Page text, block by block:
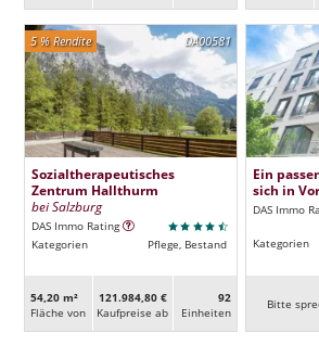
DA00581
5 % Rendite
Sozialtherapeutisches
Zentrum Hallthurm
bei Salzburg
DAS Immo Rating
Kategorien
Pflege, Bestand
54,20 m²
Fläche von
121.984,80 €
Kaufpreise ab
92
Ein­heiten
Ein
sich in
DAS Immo
Kategorien
Bitte